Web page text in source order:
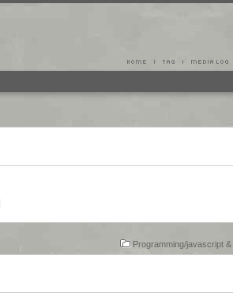
Programming/javascript